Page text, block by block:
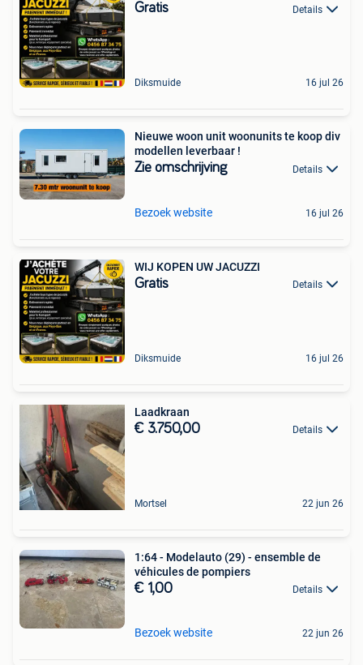
Gratis Details
Diksmuide 16 jul 26
Nieuwe woon unit woonunits te koop div
modellen leverbaar !
Zie omschrijving Details
Bezoek website 16 jul 26
WIJ KOPEN UW JACUZZI
Gratis Details
Diksmuide 16 jul 26
Laadkraan
€ 3.750,00 Details
Mortsel 22 jun 26
1:64 - Modelauto (29) - ensemble de
véhicules de pompiers
€ 1,00 Details
Bezoek website 22 jun 26